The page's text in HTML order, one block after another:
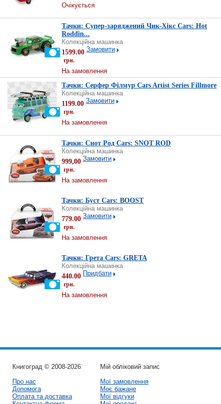
Очікується
Тачки: Супер-заряджений Чик-Хікс Cars: Hot
Roddin...
Колекційна машинка
1599.00
грн.
Замовити
На замовлення
Тачки: Серфер Філмур Cars Artist Series Fillmore
Колекційна машинка
1199.00
грн.
Замовити
На замовлення
Тачки: Снот Род Cars: SNOT ROD
Колекційна машинка
999,00
грн.
Замовити
На замовлення
Тачки: Буст Cars: BOOST
Колекційна машинка
779.00
грн.
Замовити
На замовлення
Тачки: Грета Cars: GRETA
Колекційна машинка
440.00
грн.
Придбати
На замовлення
Книгоград © 2008-2026
Про нас
Допомога
Оплата та доставка
Мій обліковий запис
Мої замовлення
Моє бажане
Мої відгуки